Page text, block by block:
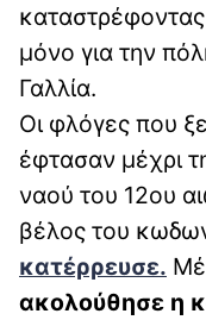
μόνο για την
Γαλλία.
Οι φλόγες που
έφτασαν μέχρι
ναού του 12ου
βέλος του
κατέρρευσε.
ακολούθησε η